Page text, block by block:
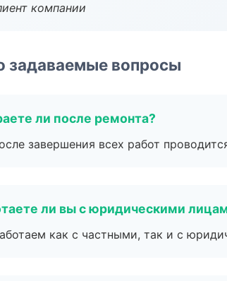
компании
задаваемые вопросы
ли после ремонта?
завершения всех работ
ли вы с юридическими
как с частными, так и с